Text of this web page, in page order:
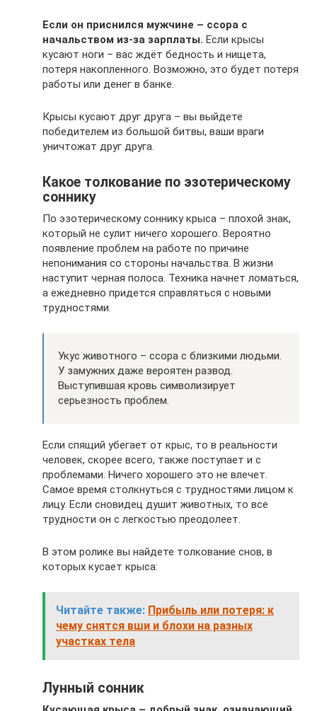
Если он приснился мужчине – ссора с
начальством из-за зарплаты. Если крысы
кусают ноги – вас ждёт бедность и нищета,
потеря накопленного. Возможно, это будет потеря
работы или денег в банке.
Крысы кусают друг друга – вы выйдете
победителем из большой битвы, ваши враги
уничтожат друг друга.
Какое толкование по эзотерическому
соннику
По эзотерическому соннику крыса – плохой знак,
который не сулит ничего хорошего. Вероятно
появление проблем на работе по причине
непонимания со стороны начальства. В жизни
наступит черная полоса. Техника начнет ломаться,
а ежедневно придется справляться с новыми
трудностями.
Укус животного – ссора с близкими людьми.
У замужних даже вероятен развод.
Выступившая кровь символизирует
серьезность проблем.
Если спящий убегает от крыс, то в реальности
человек, скорее всего, также поступает и с
проблемами. Ничего хорошего это не влечет.
Самое время столкнуться с трудностями лицом к
лицу. Если сновидец душит животных, то все
трудности он с легкостью преодолеет.
В этом ролике вы найдете толкование снов, в
которых кусает крыса:
Читайте также: Прибыль или потеря: к
чему снятся вши и блохи на разных
участках тела
Лунный сонник